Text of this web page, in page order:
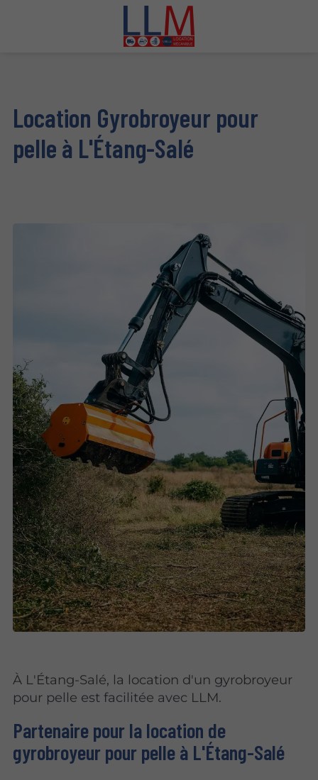
Location Gyrobroyeur pour
pelle à L'Étang-Salé
À L'Étang-Salé, la location d'un gyrobroyeur
pour pelle est facilitée avec LLM.
Partenaire pour la location de
gyrobroyeur pour pelle à L'Étang-Salé